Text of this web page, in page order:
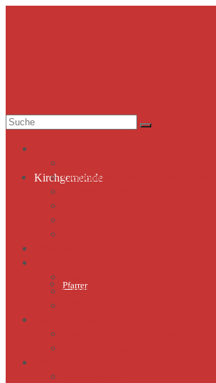
Kirchgemeinde
Pfarrer
Suche
Gemeindekirchenrat & Mitarbeiter
Geschichte St.Marien